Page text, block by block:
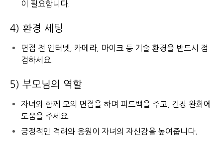
이 필요합니다.
4) 환경 세팅
면접 전 인터넷, 카메라, 마이크 등 기술 환경을 반드시 점
검하세요.
5) 부모님의 역할
자녀와 함께 모의 면접을 하며 피드백을 주고, 긴장 완화에
도움을 주세요.
긍정적인 격려와 응원이 자녀의 자신감을 높여줍니다.